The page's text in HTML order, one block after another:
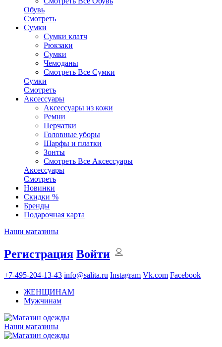
Обувь
Смотреть
Сумки
Сумки клатч
Рюкзаки
Сумки
Чемоданы
Смотреть Все Сумки
Сумки
Смотреть
Аксессуары
Аксессуары из кожи
Ремни
Перчатки
Головные уборы
Шарфы и платки
Зонты
Смотреть Все Аксессуары
Аксессуары
Смотреть
Новинки
Скидки %
Бренды
Подарочная карта
Наши магазины
Регистрация Войти
+7-495-204-13-43 info@salita.ru Instagram Vk.com Facebook
ЖЕНЩИНАМ
Мужчинам
Наши магазины